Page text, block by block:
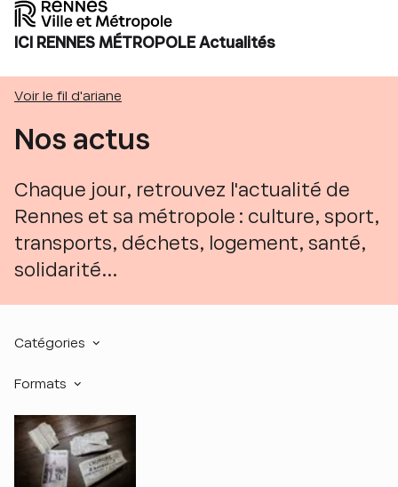
ICI RENNES MÉTROPOLE Actualités
Voir le fil d'ariane
Nos actus
Chaque jour, retrouvez l'actualité de
Rennes et sa métropole : culture, sport,
transports, déchets, logement, santé,
solidarité...
Catégories
Formats